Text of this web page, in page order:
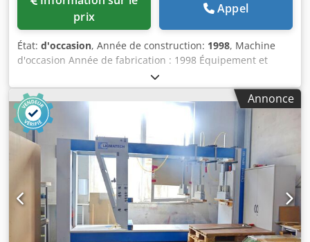
prix
Appel
État: d'occasion, Année de construction: 1998, Machine
d'occasion Année de fabrication : 1998 Équipement et
données techniques : - Longueur de pressage : max.
2 500 mm - Hauteur de pressage : max. 1 350 mm -
Profondeur de travail : max. 600 mm - Temps de pressage :
réglable - La barre de pressage verticale et horizontale se
déplace de manière électromécanique et est conçue pour
s’imbriquer - Génération de la pression via des moteurs à
engrenages à fréquence contrôlée - Pression de pressage
réglable séparément, verticalement et horizontalement -
Dimensions : env. 370 x 100 x 225 cm Cjdjzk N Uiepfx
Akasha - Poids : env. 2 100 kg Disponibilité : à court terme
Lieu de stockage : 63934 Röllbach
Annonce